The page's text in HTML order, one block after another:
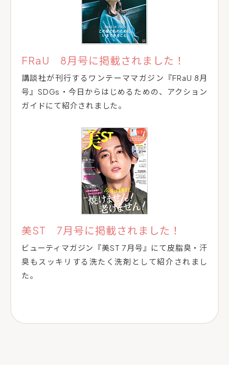
FRaU 8月号に掲載されました！
講談社が刊行するワンテーママガジン『FRaU 8月
号』SDGs・今日からはじめるための、アクション
ガイドにて紹介されました。
美ST 7月号に掲載されました！
ビューティマガジン『美ST 7月号』にて皮脂臭・汗
臭もスッキリする洗たく洗剤として紹介されまし
た。